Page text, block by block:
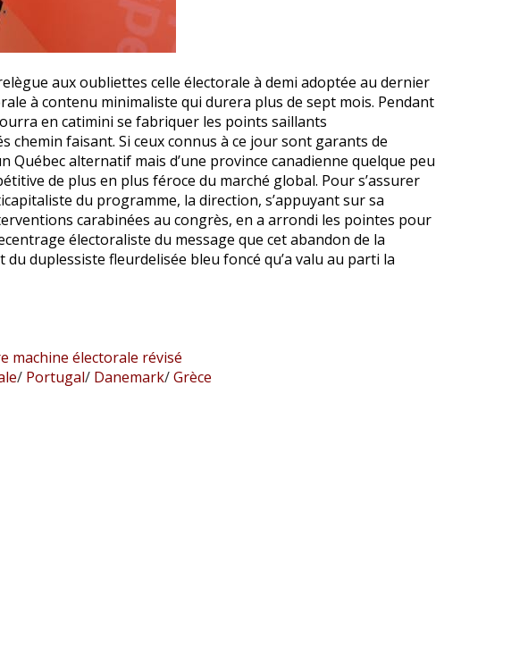
aux oubliettes celle électorale à demi adoptée au dernier
à contenu minimaliste qui durera plus de sept mois. Pendant
en catimini se fabriquer les points saillants
faisant. Si ceux connus à ce jour sont garants de
Québec alternatif mais d’une province canadienne quelque peu
de plus en plus féroce du marché global. Pour s’assurer
du programme, la direction, s’appuyant sur sa
carabinées au congrès, en a arrondi les pointes pour
électoraliste du message que cet abandon de la
duplessiste fleurdelisée bleu foncé qu’a valu au parti la
machine électorale révisé
/Portugal/Danemark/Grèce